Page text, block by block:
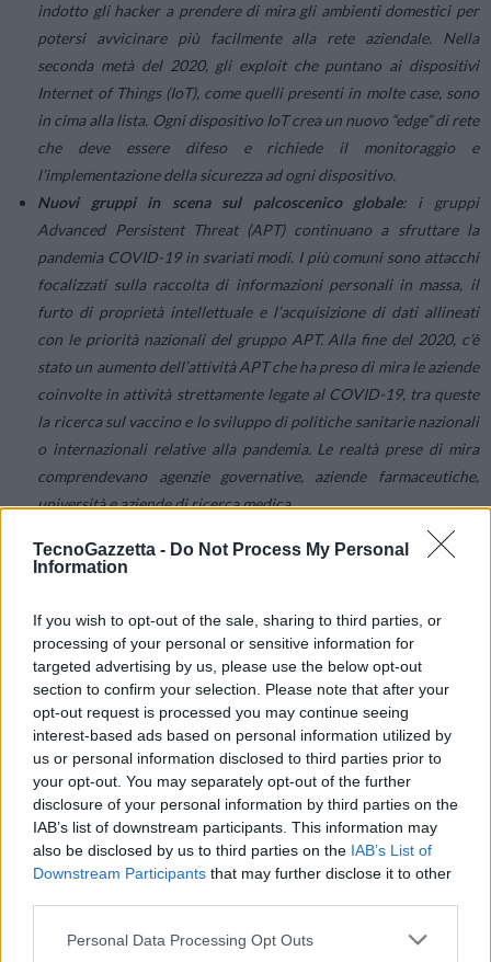
TecnoGazzetta - Do Not Process My Personal
Information
If you wish to opt-out of the sale, sharing to third parties, or
processing of your personal or sensitive information for
targeted advertising by us, please use the below opt-out
section to confirm your selection. Please note that after your
opt-out request is processed you may continue seeing
interest-based ads based on personal information utilized by
us or personal information disclosed to third parties prior to
your opt-out. You may separately opt-out of the further
disclosure of your personal information by third parties on the
IAB’s list of downstream participants. This information may
also be disclosed by us to third parties on the IAB’s List of
Downstream Participants that may further disclose it to other
Personal Data Processing Opt Outs
indotto gli hacker a prendere di mira gli ambienti domestici per
potersi avvicinare più facilmente alla rete aziendale. Nella
seconda metà del 2020, gli exploit che puntano ai dispositivi
Internet of Things (IoT), come quelli presenti in molte case, sono
in cima alla lista. Ogni dispositivo IoT crea un nuovo “edge” di rete
che deve essere difeso e richiede il monitoraggio e
l’implementazione della sicurezza ad ogni dispositivo.
Nuovi gruppi in scena sul palcoscenico globale: i gruppi
Advanced Persistent Threat (APT) continuano a sfruttare la
pandemia COVID-19 in svariati modi. I più comuni sono attacchi
focalizzati sulla raccolta di informazioni personali in massa, il
furto di proprietà intellettuale e l’acquisizione di dati allineati
con le priorità nazionali del gruppo APT. Alla fine del 2020, c’è
stato un aumento dell’attività APT che ha preso di mira le aziende
coinvolte in attività strettamente legate al COVID-19, tra queste
la ricerca sul vaccino e lo sviluppo di politiche sanitarie nazionali
o internazionali relative alla pandemia. Le realtà prese di mira
comprendevano agenzie governative, aziende farmaceutiche,
università e aziende di ricerca medica.
: patching e
remediation sono priorità continue per le aziende, dato che i
vantaggio. Tracciando la progressione di 1.500 exploit negli
ultimi due anni, i dati dimostrano quanto velocemente e quanto
lontano si propaghino. Anche se non è sempre il caso, sembra che
la maggior parte degli exploit non si diffondono molto
velocemente. Tra tutti gli exploit tracciati negli ultimi due anni,
solo il 5% è stato rilevato da più del 10% delle aziende. A parità di
condizioni, se una vulnerabilità viene scelta a caso, i dati
mostrano che c’è circa una possibilità su 1.000 che un’azienda
venga attaccata. Circa il 6% degli exploit ha colpito più dell’1%
delle aziende entro il primo mese, e anche dopo un anno, il 91%
degli exploit non ha superato la soglia dell’1%.
sforzi di remediation sulle vulnerabilità con exploit noti, e tra